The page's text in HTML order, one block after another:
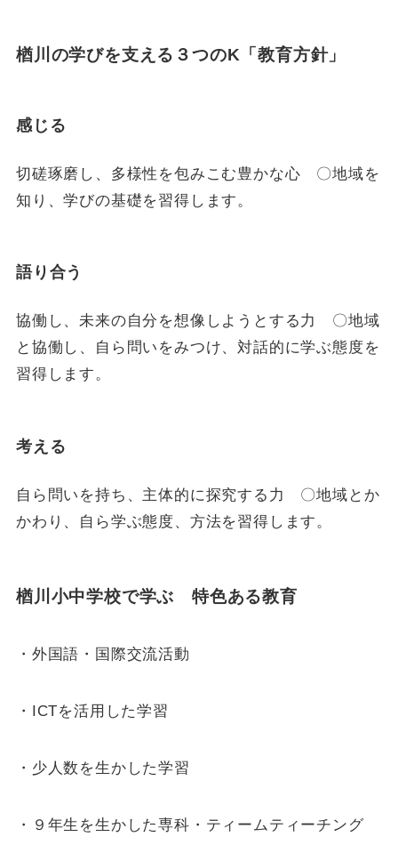
楢川の学びを支える３つのK「教育方針」
感じる
切磋琢磨し、多様性を包みこむ豊かな心 〇地域を
知り、学びの基礎を習得します。
語り合う
協働し、未来の自分を想像しようとする力 〇地域
と協働し、自ら問いをみつけ、対話的に学ぶ態度を
習得します。
考える
自ら問いを持ち、主体的に探究する力 〇地域とか
かわり、自ら学ぶ態度、方法を習得します。
楢川小中学校で学ぶ 特色ある教育
・外国語・国際交流活動
・ICTを活用した学習
・少人数を生かした学習
・９年生を生かした専科・ティームティーチング